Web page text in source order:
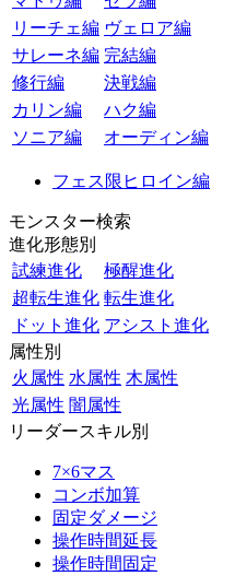
リーチェ編 ヴェロア編
サレーネ編 完結編
修行編
決戦編
カリン編
ハク編
ソニア編
オーディン編
フェス限ヒロイン編
モンスター検索
進化形態別
試練進化
極醒進化
超転生進化 転生進化
ドット進化 アシスト進化
属性別
火属性 水属性 木属性
光属性 闇属性
リーダースキル別
7×6マス
コンボ加算
固定ダメージ
操作時間延長
操作時間固定